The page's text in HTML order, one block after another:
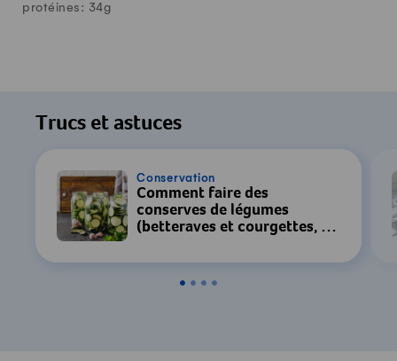
protéines: 34g
Trucs et astuces
Conservation
Comment faire des
conserves de légumes
(betteraves et courgettes, p.